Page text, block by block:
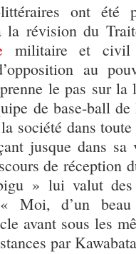
littéraires ont été
la révision du
militaire et civil
au
le pas sur
de base-ball
société dans
jusque dans
de
» lui valut des
Moi, d’un
avant sous les
par